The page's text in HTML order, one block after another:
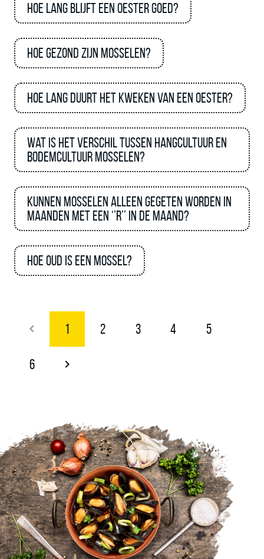
Hoe lang blijft een oester goed?
Hoe gezond zijn mosselen?
Hoe lang duurt het kweken van een oester?
Wat is het verschil tussen hangcultuur en
bodemcultuur mosselen?
Kunnen mosselen alleen gegeten worden in
maanden met een ‘’R’’ in de maand?
Hoe oud is een mossel?
1 2 3 4 5
6